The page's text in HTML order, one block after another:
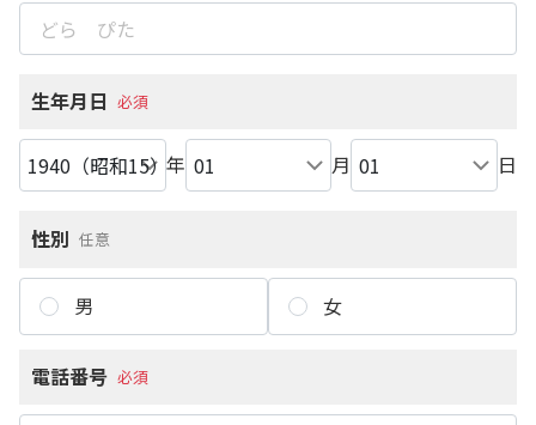
生年月日 必須
年 月 日
性別 任意
男 女
電話番号 必須